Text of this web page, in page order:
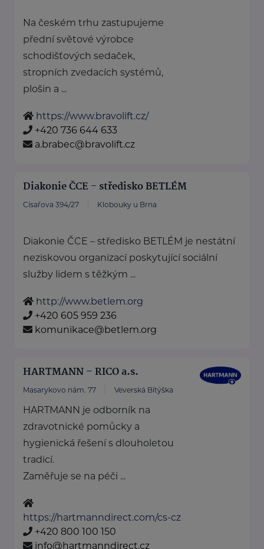
Na českém trhu zastupujeme
přední světové výrobce
schodišťových sedaček,
stropních zvedacích systémů,
plošin a ...
https://www.bravolift.cz/
+420 736 644 633
a.brabec@bravolift.cz
Diakonie ČCE - středisko BETLÉM
Císařova 394/27 Klobouky u Brna
Diakonie ČCE – středisko BETLÉM je nestátní
neziskovou organizací poskytující sociální
služby lidem s těžkým ...
http://www.betlem.org
+420 605 959 236
komunikace@betlem.org
HARTMANN – RICO a.s.
Masarykovo nám. 77 Veverská Bítýška
HARTMANN je odborník na
zdravotnické pomůcky a
hygienická řešení s dlouholetou
tradicí.
Zaměřuje se na péči ...
https://hartmanndirect.com/cs-cz
+420 800 100 150
info@hartmanndirect.cz